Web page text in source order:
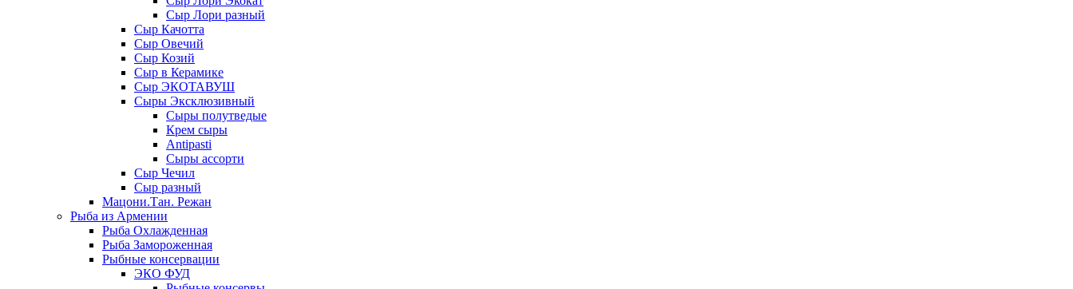
Сыр Лори разный
Сыр Качотта
Сыр Овечий
Сыр Козий
Сыр в Керамике
Сыр ЭКОТАВУШ
Сыры Эксклюзивный
Сыры полутведые
Крем сыры
Antipasti
Сыры ассорти
Сыр Чечил
Сыр разный
Мацони.Тан. Режан
Рыба из Армении
Рыба Охлажденная
Рыба Замороженная
Рыбные консервации
ЭКО ФУД